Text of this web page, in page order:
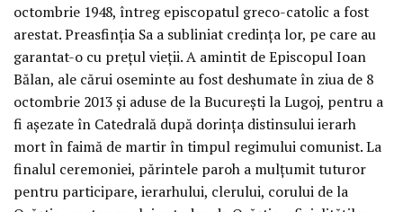
octombrie 1948, întreg episcopatul greco-catolic a fost
arestat. Preasfinţia Sa a subliniat credinţa lor, pe care au
garantat-o cu preţul vieţii. A amintit de Episcopul Ioan
Bălan, ale cărui oseminte au fost deshumate în ziua de 8
octombrie 2013 şi aduse de la Bucureşti la Lugoj, pentru a
fi aşezate în Catedrală după dorinţa distinsului ierarh
mort în faimă de martir în timpul regimului comunist. La
finalul ceremoniei, părintele paroh a mulţumit tuturor
pentru participare, ierarhului, clerului, corului de la